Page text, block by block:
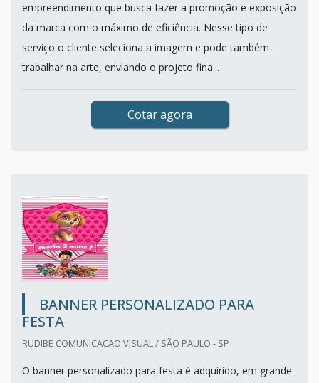
empreendimento que busca fazer a promoção e exposição
da marca com o máximo de eficiência. Nesse tipo de
serviço o cliente seleciona a imagem e pode também
trabalhar na arte, enviando o projeto fina...
Cotar agora
BANNER PERSONALIZADO PARA
FESTA
RUDIBE COMUNICACAO VISUAL / SÃO PAULO - SP
O banner personalizado para festa é adquirido, em grande